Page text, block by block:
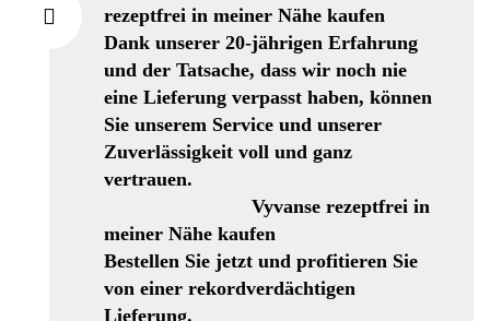
rezeptfrei in meiner Nähe kaufen
Dank unserer 20-jährigen Erfahrung
und der Tatsache, dass wir noch nie
eine Lieferung verpasst haben, können
Sie unserem Service und unserer
Zuverlässigkeit voll und ganz
vertrauen.
Vyvanse rezeptfrei in
meiner Nähe kaufen
Bestellen Sie jetzt und profitieren Sie
von einer rekordverdächtigen
Lieferung.